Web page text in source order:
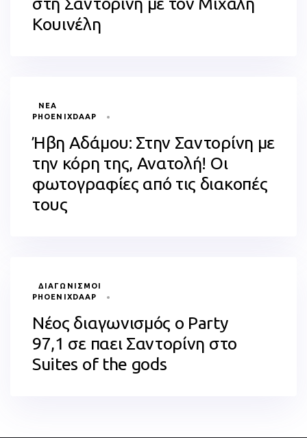
Κουινέλη
ΝΈΑ
PHOENIXDAAP
Ήβη Αδάμου: Στην Σαντορίνη με
την κόρη της, Ανατολή! Οι
φωτογραφίες από τις διακοπές
τους
ΔΙΑΓΩΝΙΣΜΟΊ
PHOENIXDAAP
Νέος διαγωνισμός ο Party
97,1 σε παει Σαντορίνη στο
Suites of the gods